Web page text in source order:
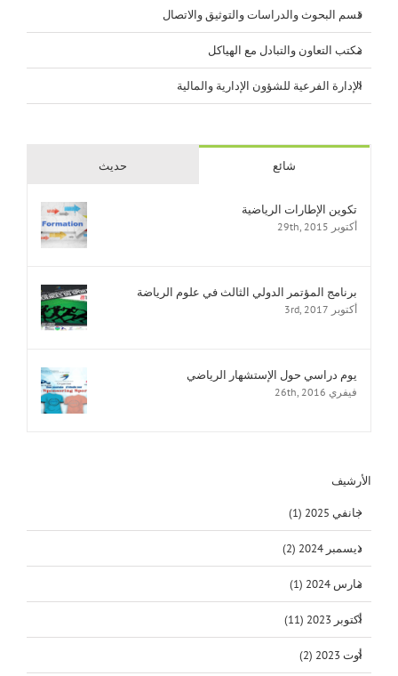
قسم البحوث والدراسات والتوثيق والاتصال
مكتب التعاون والتبادل مع الهياكل
الإدارة الفرعية للشؤون الإدارية والمالية
شائع حديث
تكوين الإطارات الرياضية
أكتوبر 29th, 2015
برنامج المؤتمر الدولي الثالث في علوم الرياضة
أكتوبر 3rd, 2017
يوم دراسي حول الإستشهار الرياضي
فيفري 26th, 2016
الأرشيف
جانفي 2025 (1)
ديسمبر 2024 (2)
مارس 2024 (1)
أكتوبر 2023 (11)
أوت 2023 (2)